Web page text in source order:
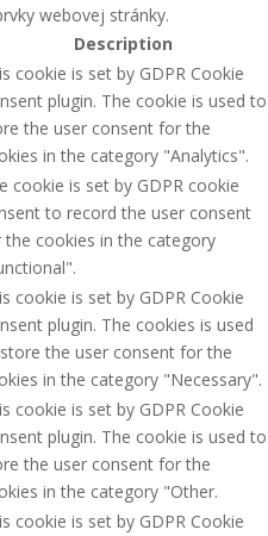
webovej stránky.
Description
cookie is set by GDPR Cookie
plugin. The cookie is used to
the user consent for the
in the category "Analytics".
cookie is set by GDPR cookie
to record the user consent
the cookies in the category
cookie is set by GDPR Cookie
plugin. The cookies is used
the user consent for the
in the category "Necessary".
cookie is set by GDPR Cookie
plugin. The cookie is used to
the user consent for the
in the category "Other.
cookie is set by GDPR Cookie